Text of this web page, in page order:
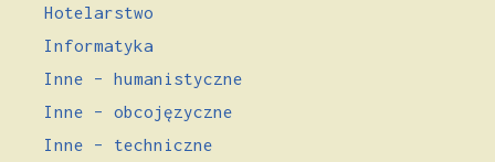
Hotelarstwo
Informatyka
Inne – humanistyczne
Inne – obcojęzyczne
Inne – techniczne